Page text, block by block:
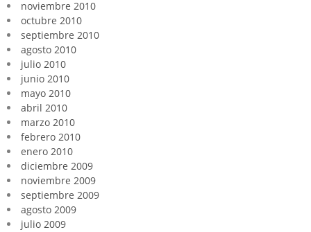
noviembre 2010
octubre 2010
septiembre 2010
agosto 2010
julio 2010
junio 2010
mayo 2010
abril 2010
marzo 2010
febrero 2010
enero 2010
diciembre 2009
noviembre 2009
septiembre 2009
agosto 2009
julio 2009